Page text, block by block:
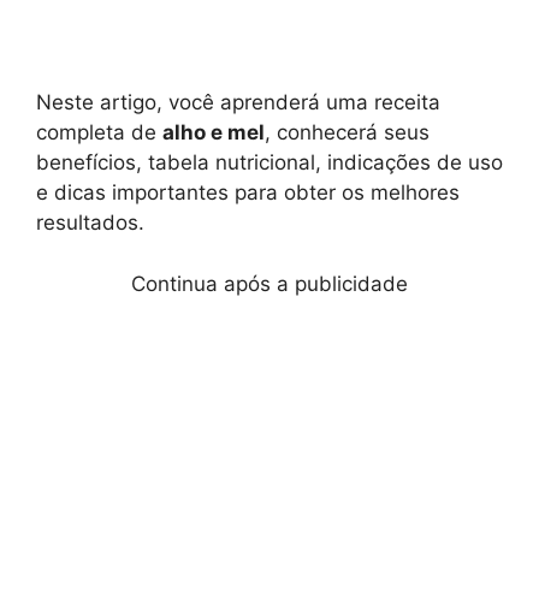
Neste artigo, você aprenderá uma receita
completa de alho e mel, conhecerá seus
benefícios, tabela nutricional, indicações de uso
e dicas importantes para obter os melhores
resultados.
Continua após a publicidade